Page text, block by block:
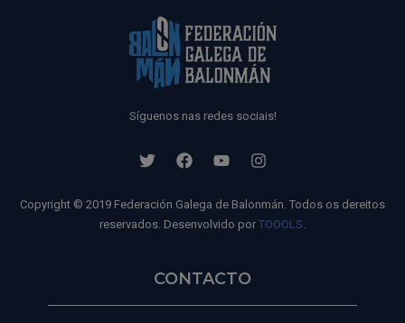
Síguenos nas redes sociais!
Copyright © 2019 Federación Galega de Balonmán. Todos os dereitos
reservados. Desenvolvido por TOOOLS.
CONTACTO